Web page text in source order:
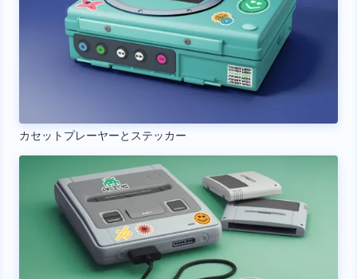
カセットプレーヤーとステッカー